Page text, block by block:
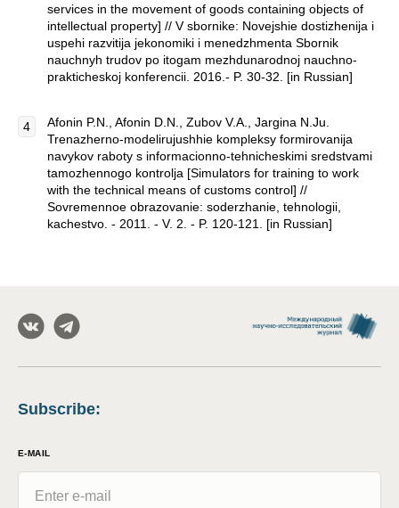
services in the movement of goods containing objects of
intellectual property] // V sbornike: Novejshie dostizhenija i
uspehi razvitija jekonomiki i menedzhmenta Sbornik
nauchnyh trudov po itogam mezhdunarodnoj nauchno-
prakticheskoj konferencii. 2016.- P. 30-32. [in Russian]
Afonin P.N., Afonin D.N., Zubov V.A., Jargina N.Ju.
Trenazherno-modelirujushhie kompleksy formirovanija
navykov raboty s informacionno-tehnicheskimi sredstvami
tamozhennogo kontrolja [Simulators for training to work
with the technical means of customs control] //
Sovremennoe obrazovanie: soderzhanie, tehnologii,
kachestvo. - 2011. - V. 2. - P. 120-121. [in Russian]
Subscribe:
E-MAIL